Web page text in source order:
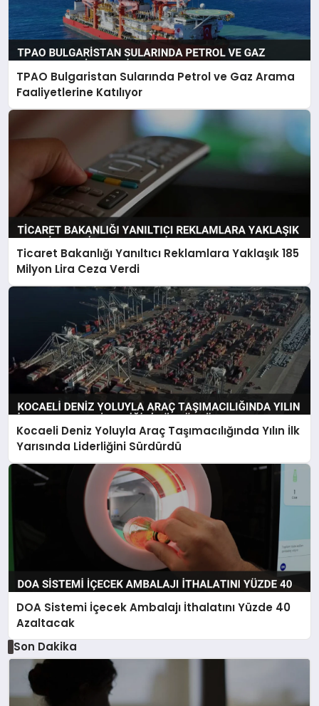
TPAO Bulgaristan Sularında Petrol ve Gaz Arama
Faaliyetlerine Katılıyor
Ticaret Bakanlığı Yanıltıcı Reklamlara Yaklaşık 185
Milyon Lira Ceza Verdi
Kocaeli Deniz Yoluyla Araç Taşımacılığında Yılın İlk
Yarısında Liderliğini Sürdürdü
DOA Sistemi İçecek Ambalajı İthalatını Yüzde 40
Azaltacak
Son Dakika